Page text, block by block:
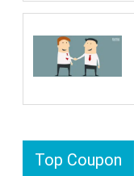
Top Coupon